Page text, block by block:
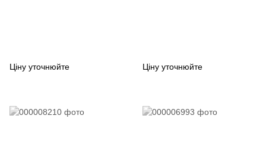
Ціну уточнюйте Ціну уточнюйте